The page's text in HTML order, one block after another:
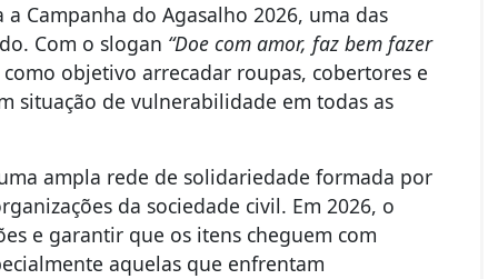
Campanha do Agasalho 2026, uma das
Com o slogan “Doe com amor, faz bem fazer
objetivo arrecadar roupas, cobertores e
situação de vulnerabilidade em todas as
ampla rede de solidariedade formada por
da sociedade civil. Em 2026, o
e garantir que os itens cheguem com
aquelas que enfrentam